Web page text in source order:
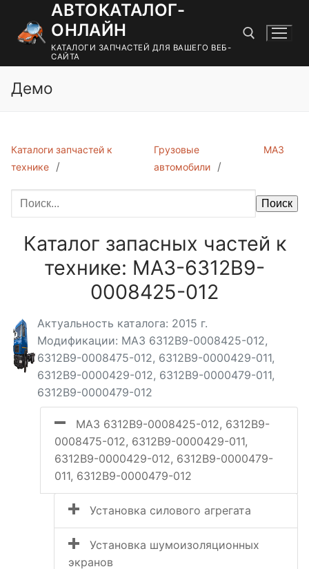
содержимому
АВТОКАТАЛОГ-
ОНЛАЙН
КАТАЛОГИ ЗАПЧАСТЕЙ ДЛЯ ВАШЕГО ВЕБ-
САЙТА
Демо
Каталоги запчастей к
технике
Грузовые
автомобили
МАЗ
Поиск
Каталог запасных частей к
технике: МАЗ-6312B9-
0008425-012
Актуальность каталога: 2015 г.
Модификации: МАЗ 6312B9-0008425-012,
6312B9-0008475-012, 6312B9-0000429-011,
6312B9-0000429-012, 6312B9-0000479-011,
6312B9-0000479-012
МАЗ 6312B9-0008425-012, 6312B9-
0008475-012, 6312B9-0000429-011,
6312B9-0000429-012, 6312B9-0000479-
011, 6312B9-0000479-012
Установка силового агрегата
Установка шумоизоляционных
экранов